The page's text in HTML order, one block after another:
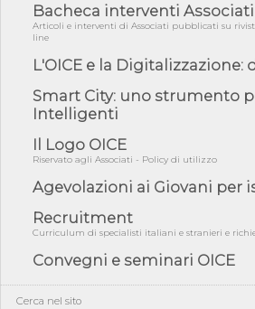
05/08/26 - Anac: pubblicata la Relazione
2 s...
05/08/26 - SAVE THE DATE: Assemblea
Professioni ...
05/08/26 - Successo OICE per il bando
di Reg...
05/08/26 - Lettera OICE per il bando della
Campa...
04/08/26 - DL PA: previste cancellazioni
per ...
04/08/26 - International Sustainable
COP31, An...
04/08/26 - CdS, project financing: progetto
04/08/26 - Rapporto Anac corruzione
Bacheca interventi Associati
Articoli e interventi di Associati pubblicati su
line
L'OICE e la Digitalizzazione:
Smart City: uno strumento
Intelligenti
Il Logo OICE
Riservato agli Associati - Policy di utilizzo
Agevolazioni ai Giovani per
Recruitment
Curriculum di specialisti italiani e stranieri e
Convegni e seminari OICE
Cerca nel sito